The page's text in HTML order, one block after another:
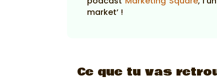
market’ !
Ce que tu vas